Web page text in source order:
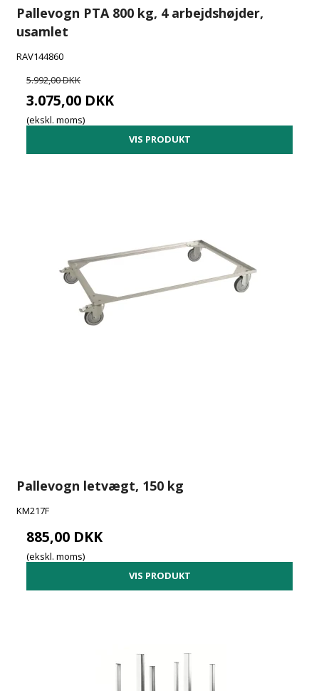
Pallevogn PTA 800 kg, 4 arbejdshøjder,
usamlet
RAV144860
5.992,00 DKK
3.075,00 DKK
(ekskl. moms)
VIS PRODUKT
Pallevogn letvægt, 150 kg
KM217F
885,00 DKK
(ekskl. moms)
VIS PRODUKT